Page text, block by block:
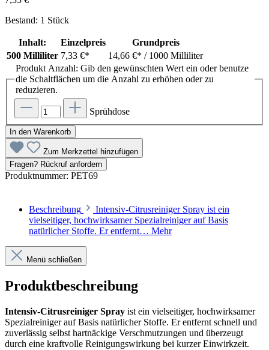
Bestand: 1 Stück
Inhalt: Einzelpreis
Grundpreis
500 Milliliter 7,33 €* 14,66 €* / 1000 Milliliter
Produkt Anzahl: Gib den gewünschten Wert ein oder benutze
die Schaltflächen um die Anzahl zu erhöhen oder zu
reduzieren.
Sprühdose
In den Warenkorb
Zum Merkzettel hinzufügen
Fragen? Rückruf anfordern
Produktnummer: PET69
Beschreibung
Intensiv-Citrusreiniger Spray ist ein
vielseitiger, hochwirksamer Spezialreiniger auf Basis
natürlicher Stoffe. Er entfernt… Mehr
Menü schließen
Produktbeschreibung
Intensiv-Citrusreiniger Spray ist ein vielseitiger, hochwirksamer
Spezialreiniger auf Basis natürlicher Stoffe. Er entfernt schnell und
zuverlässig selbst hartnäckige Verschmutzungen und überzeugt
durch eine kraftvolle Reinigungswirkung bei kurzer Einwirkzeit.